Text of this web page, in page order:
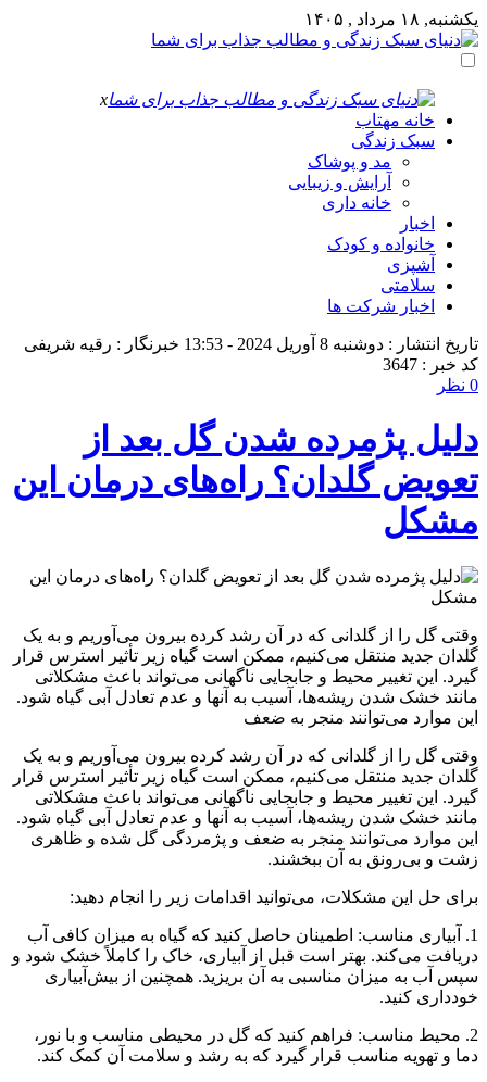
یکشنبه, ۱۸ مرداد , ۱۴۰۵
x
خانه مهتاب
سبک زندگی
مد و پوشاک
آرایش و زیبایی
خانه داری
اخبار
خانواده و کودک
آشپزی
سلامتی
اخبار شرکت ها
تاریخ انتشار : دوشنبه 8 آوریل 2024 - 13:53
خبرنگار : رقیه شریفی
کد خبر : 3647
0 نظر
دلیل پژمرده شدن گل بعد از
تعویض گلدان؟ راه‌های درمان این
مشکل
وقتی گل را از گلدانی که در آن رشد کرده بیرون می‌آوریم و به یک
گلدان جدید منتقل می‌کنیم، ممکن است گیاه زیر تأثیر استرس قرار
گیرد. این تغییر محیط و جابجایی ناگهانی می‌تواند باعث مشکلاتی
مانند خشک شدن ریشه‌ها، آسیب به آنها و عدم تعادل آبی گیاه شود.
این موارد می‌توانند منجر به ضعف
وقتی گل را از گلدانی که در آن رشد کرده بیرون می‌آوریم و به یک
گلدان جدید منتقل می‌کنیم، ممکن است گیاه زیر تأثیر استرس قرار
گیرد. این تغییر محیط و جابجایی ناگهانی می‌تواند باعث مشکلاتی
مانند خشک شدن ریشه‌ها، آسیب به آنها و عدم تعادل آبی گیاه شود.
این موارد می‌توانند منجر به ضعف و پژمردگی گل شده و ظاهری
زشت و بی‌رونق به آن ببخشند.
برای حل این مشکلات، می‌توانید اقدامات زیر را انجام دهید:
1. آبیاری مناسب: اطمینان حاصل کنید که گیاه به میزان کافی آب
دریافت می‌کند. بهتر است قبل از آبیاری، خاک را کاملاً خشک شود و
سپس آب به میزان مناسبی به آن بریزید. همچنین از بیش‌آبیاری
خودداری کنید.
2. محیط مناسب: فراهم کنید که گل در محیطی مناسب و با نور،
دما و تهویه مناسب قرار گیرد که به رشد و سلامت آن کمک کند.